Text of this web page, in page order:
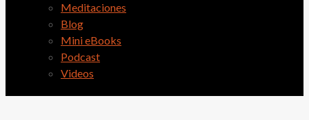
Meditaciones
Blog
Mini eBooks
Podcast
Videos